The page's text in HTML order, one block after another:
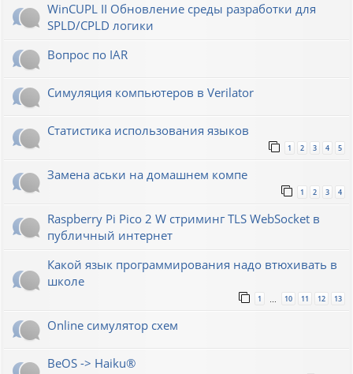
WinCUPL II Обновление среды разработки для
SPLD/CPLD логики
Вопрос по IAR
Симуляция компьютеров в Verilator
Статистика использования языков
1 2 3 4 5
Замена аськи на домашнем компе
1 2 3 4
Raspberry Pi Pico 2 W стриминг TLS WebSocket в
публичный интернет
Какой язык программирования надо втюхивать в
школе
1 … 10 11 12 13
Online симулятор схем
BeOS -> Haiku®